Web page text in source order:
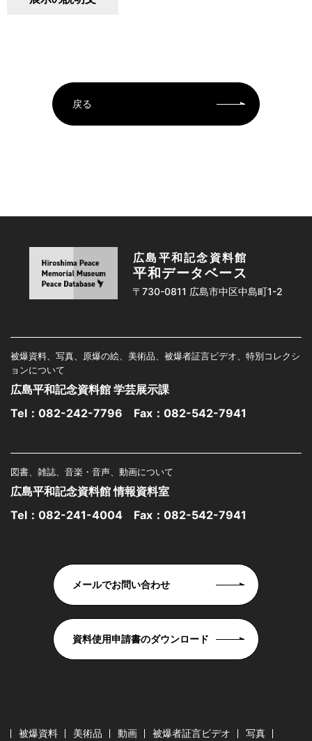
戻る
広島平和記念資料館
平和データベース
〒730-0811 広島市中区中島町1-2
被爆資料、写真、原爆の絵、美術品、被爆者証言ビデオ、特別コレクシ
ョンについて
広島平和記念資料館 学芸展示課
Tel： 082-242-7796 Fax：082-542-7941
図書、雑誌、音楽・音声、動画について
広島平和記念資料館 情報資料室
Tel： 082-241-4004 Fax：082-542-7941
メールでお問い合わせ
資料使用申請書のダウンロード
被爆資料 美術品 動画 被爆者証言ビデオ 写真